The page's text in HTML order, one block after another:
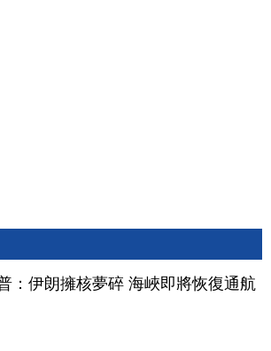
：伊朗擁核夢碎 海峽即將恢復通航